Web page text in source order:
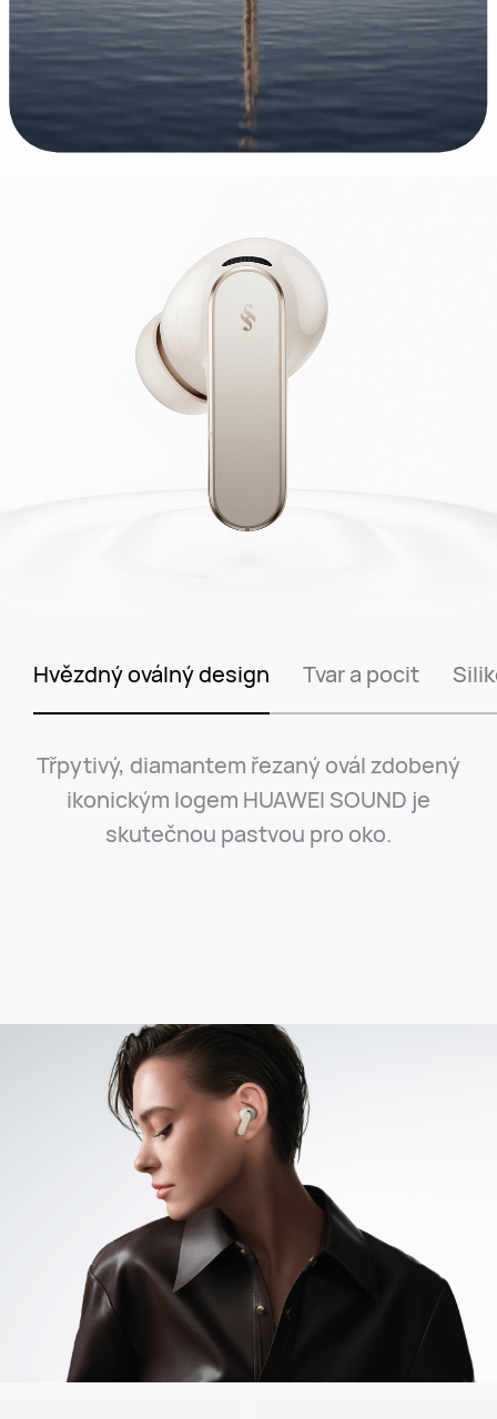
oválný design Tvar a pocit Silikonové
Vychutnejte si lehčí a pohodlnější tvar,
vypilovaný k dokonalosti prostřednictvím
ergonomického testování a analýzy více